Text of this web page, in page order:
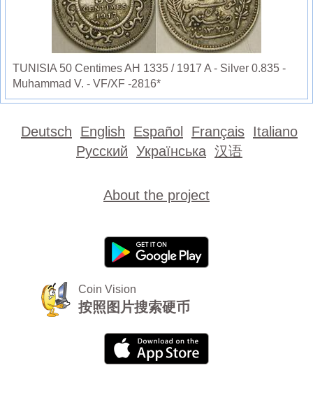
TUNISIA 50 Centimes AH 1335 / 1917 A - Silver 0.835 -
Muhammad V. - VF/XF -2816*
Deutsch English Español Français Italiano
Русский Українська 汉语
About the project
Coin Vision
按照图片搜索硬币